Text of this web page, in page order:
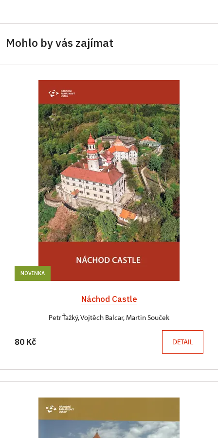
Mohlo by vás zajímat
NOVINKA
Náchod Castle
Petr Ťažký, Vojtěch Balcar, Martin Souček
80 Kč DETAIL